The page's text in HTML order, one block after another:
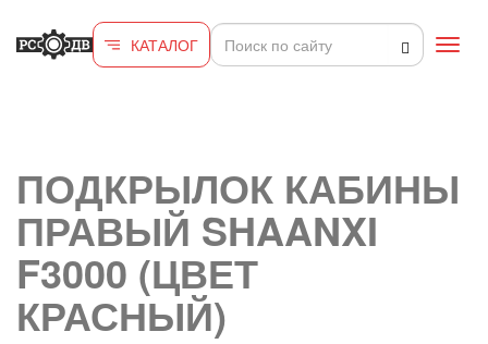
КАТАЛОГ
ПОДКРЫЛОК КАБИНЫ
ПРАВЫЙ SHAANXI
F3000 (ЦВЕТ
КРАСНЫЙ)